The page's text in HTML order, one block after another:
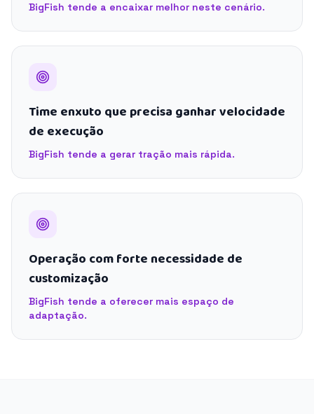
BigFish tende a encaixar melhor neste cenário.
Time enxuto que precisa ganhar velocidade
de execução
BigFish tende a gerar tração mais rápida.
Operação com forte necessidade de
customização
BigFish tende a oferecer mais espaço de
adaptação.